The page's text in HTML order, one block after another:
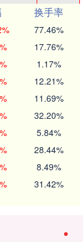
换手率
77.46%
17.76%
1.17%
12.21%
11.69%
32.20%
5.84%
28.44%
8.49%
31.42%